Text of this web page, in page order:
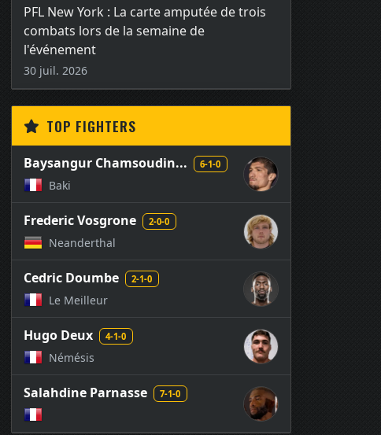
PFL New York : La carte amputée de trois
combats lors de la semaine de
l'événement
30 juil. 2026
TOP FIGHTERS
Baysangur Chamsoudin... 6-1-0
Baki
Frederic Vosgrone 2-0-0
Neanderthal
Cedric Doumbe 2-1-0
Le Meilleur
Hugo Deux 4-1-0
Némésis
Salahdine Parnasse 7-1-0